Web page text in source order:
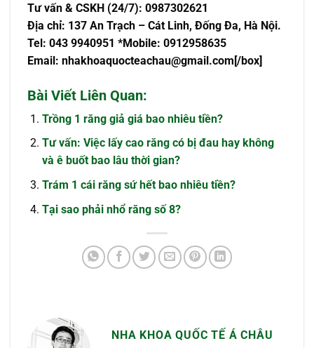
Tư vấn & CSKH (24/7): 0987302621
Địa chỉ: 137 An Trạch – Cát Linh, Đống Đa, Hà Nội.
Tel: 043 9940951 *Mobile: 0912958635
Email: nhakhoaquocteachau@gmail.com [/box]
Bài Viết Liên Quan:
Trồng 1 răng giả giá bao nhiêu tiền?
Tư vấn: Việc lấy cao răng có bị đau hay không
và ê buốt bao lâu thời gian?
Trám 1 cái răng sứ hết bao nhiêu tiền?
Tại sao phải nhổ răng số 8?
NHA KHOA QUỐC TẾ Á CHÂU